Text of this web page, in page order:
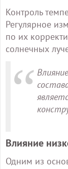
Контроль
Регулярное
по их
солнечных
Влияние
Одним из